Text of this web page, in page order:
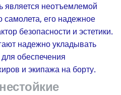
является неотъемлемой
самолета, его надежное
безопасности и эстетики.
надежно укладывать
обеспечения
и экипажа на борту.